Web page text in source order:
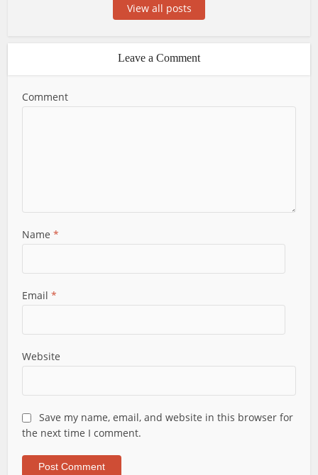
View all posts
Leave a Comment
Comment
Name*
Email*
Website
Save my name, email, and website in this browser for
the next time I comment.